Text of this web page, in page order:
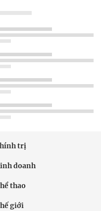
trị
doanh
thao
giới